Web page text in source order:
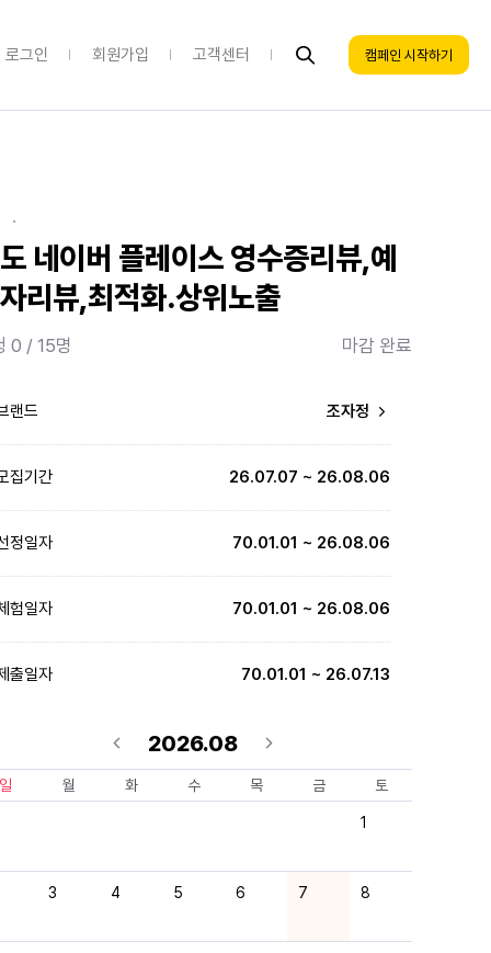
로그인 회원가입 고객센터 캠페인 시작하기
·
네이버 플레이스 영수증리뷰,예
리뷰,최적화.상위노출
0 / 15명 마감 완료
랜드 조자정
집기간 26.07.07 ~ 26.08.06
정일자 70.01.01 ~ 26.08.06
험일자 70.01.01 ~ 26.08.06
출일자 70.01.01 ~ 26.07.13
2026.08
일 월 화 수 목 금 토
1
3 4 5 6 7 8